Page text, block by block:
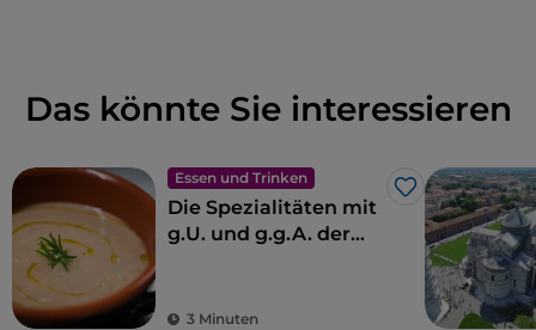
Das könnte Sie interessieren
Essen und Trinken
Like
Die Spezialitäten mit
g.U. und g.g.A. der
3 Minuten